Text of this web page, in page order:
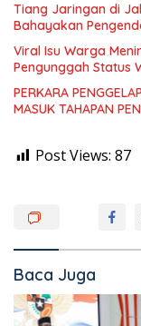
Tiang Jaringan di
Bahayakan
Viral Isu Warga
Pengunggah Status
PERKARA
MASUK TAHAPAN
Post Views: 87
Baca Juga